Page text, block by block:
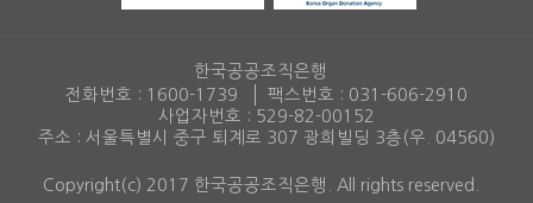
한국공공조직은행
전화번호 : 1600-1739 팩스번호 : 031-606-2910
사업자번호 : 529-82-00152
주소 : 서울특별시 중구 퇴계로 307 광희빌딩 3층(우. 04560)
Copyright(c) 2017 한국공공조직은행. All rights reserved.